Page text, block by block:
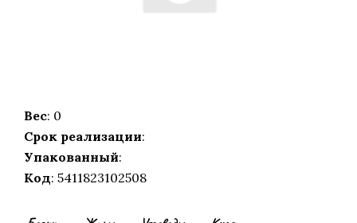
Вес: 0
Срок реализации:
Упакованный:
Код: 5411823102508